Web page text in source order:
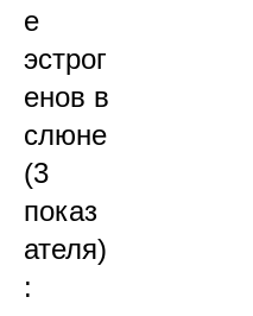
е
эстрог
енов в
слюне
(3
показ
ателя)
: